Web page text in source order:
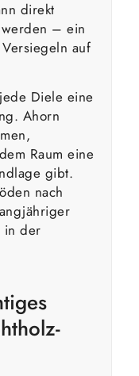
direkt
– ein
auf
Diele eine
Ahorn
Raum eine
gibt.
nach
in der